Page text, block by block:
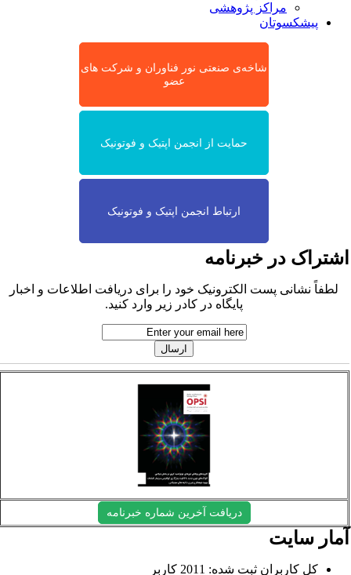
مراکز پژوهشی
پیشکسوتان
شاخه‌ی صنعتی نور فناوران و شرکت های
عضو
حمایت از انجمن اپتیک و فوتونیک
ارتباط انجمن اپتیک و فوتونیک
در خبرنامه
لطفاً نشانی پست الکترونیک خود را برای دریافت اطلاعات و اخبار
پایگاه در کادر زیر وارد کنید.
دریافت آخرین شماره خبرنامه
سایت
کل کاربران ثبت شده: 2011 کاربر